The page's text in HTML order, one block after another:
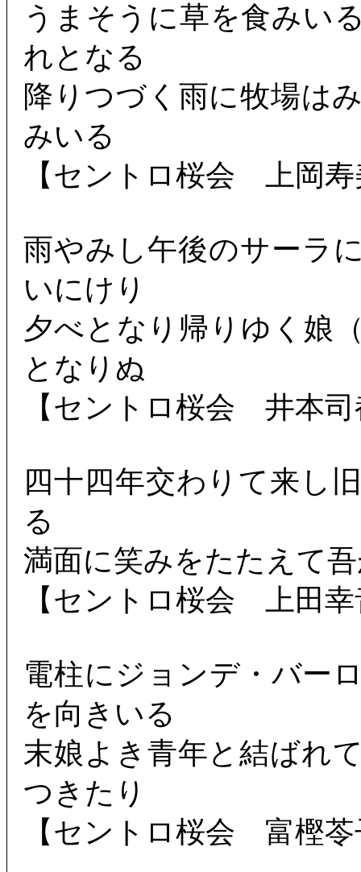
うまそうに草を食みい
れとなる
降りつづく雨に牧場は
みいる
【セントロ桜会 上岡寿
雨やみし午後のサーラ
いにけり
夕べとなり帰りゆく娘
となりぬ
【セントロ桜会 井本司
四十四年交わりて来し
る
満面に笑みをたたえて
【セントロ桜会 上田幸
電柱にジョンデ・バー
を向きいる
末娘よき青年と結ばれ
つきたり
【セントロ桜会 富樫苓